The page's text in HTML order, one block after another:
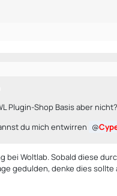
Plugin-Shop Basis aber
du mich entwirren
bei Woltlab. Sobald diese
gedulden, denke dies